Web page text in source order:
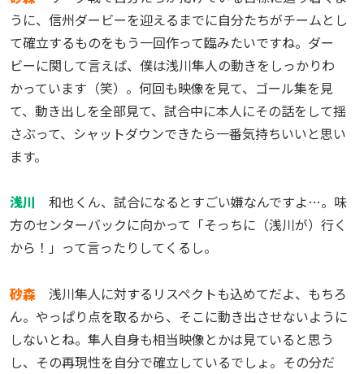
うに、信州ダービーを迎えるまでに自分たちがチームとし
て確立するものをもう一回作って臨みたいですね。ダー
ビーに関して言えば、僕は浅川隼人の動きをしっかりわ
かっています（笑）。何回も映像を見て、ゴール集を見
て、動き出しを全部見て、試合中に本人にその話をして揺
さぶって、シャットダウンできたら一番気持ちいいと思い
ます。
浅川 和也くん、試合になるとすごい嫌なんですよ…。味
方のセンターバックに向かって「そっちに（浅川が）行く
から！」って言ったりしてくるし。
砂森 浅川隼人に対するリスペクトも込めてだよ、もちろ
ん。やっぱり点を取るから、そこに動き出させないように
しないとね。隼人自身も相当映像とかは見ていると思う
し、その再現性を自分で確立しているでしょ。その分だ